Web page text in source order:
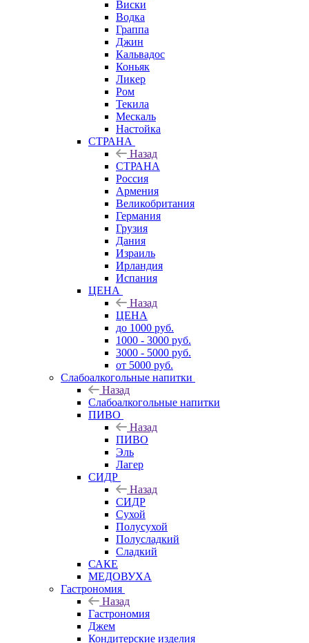
Виски
Водка
Граппа
Джин
Кальвадос
Коньяк
Ликер
Ром
Текила
Мескаль
Настойка
СТРАНА
Назад
СТРАНА
Россия
Армения
Великобритания
Германия
Грузия
Дания
Израиль
Ирландия
Испания
ЦЕНА
Назад
ЦЕНА
до 1000 руб.
1000 - 3000 руб.
3000 - 5000 руб.
от 5000 руб.
Слабоалкогольные напитки
Назад
Слабоалкогольные напитки
ПИВО
Назад
ПИВО
Эль
Лагер
СИДР
Назад
СИДР
Сухой
Полусухой
Полусладкий
Сладкий
САКЕ
МЕДОВУХА
Гастрономия
Назад
Гастрономия
Джем
Кондитерские изделия